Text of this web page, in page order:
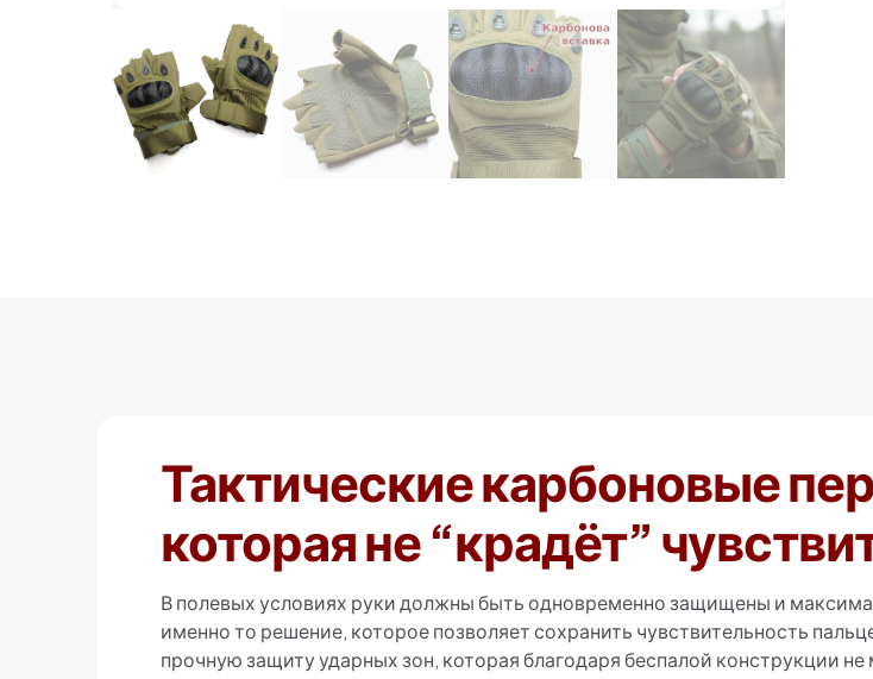
Тактические карбоновые
которая не “крадёт”
В полевых условиях руки должны быть одновременно защищены и
именно то решение, которое позволяет сохранить чувствительность
прочную защиту ударных зон, которая благодаря беспалой конструкции